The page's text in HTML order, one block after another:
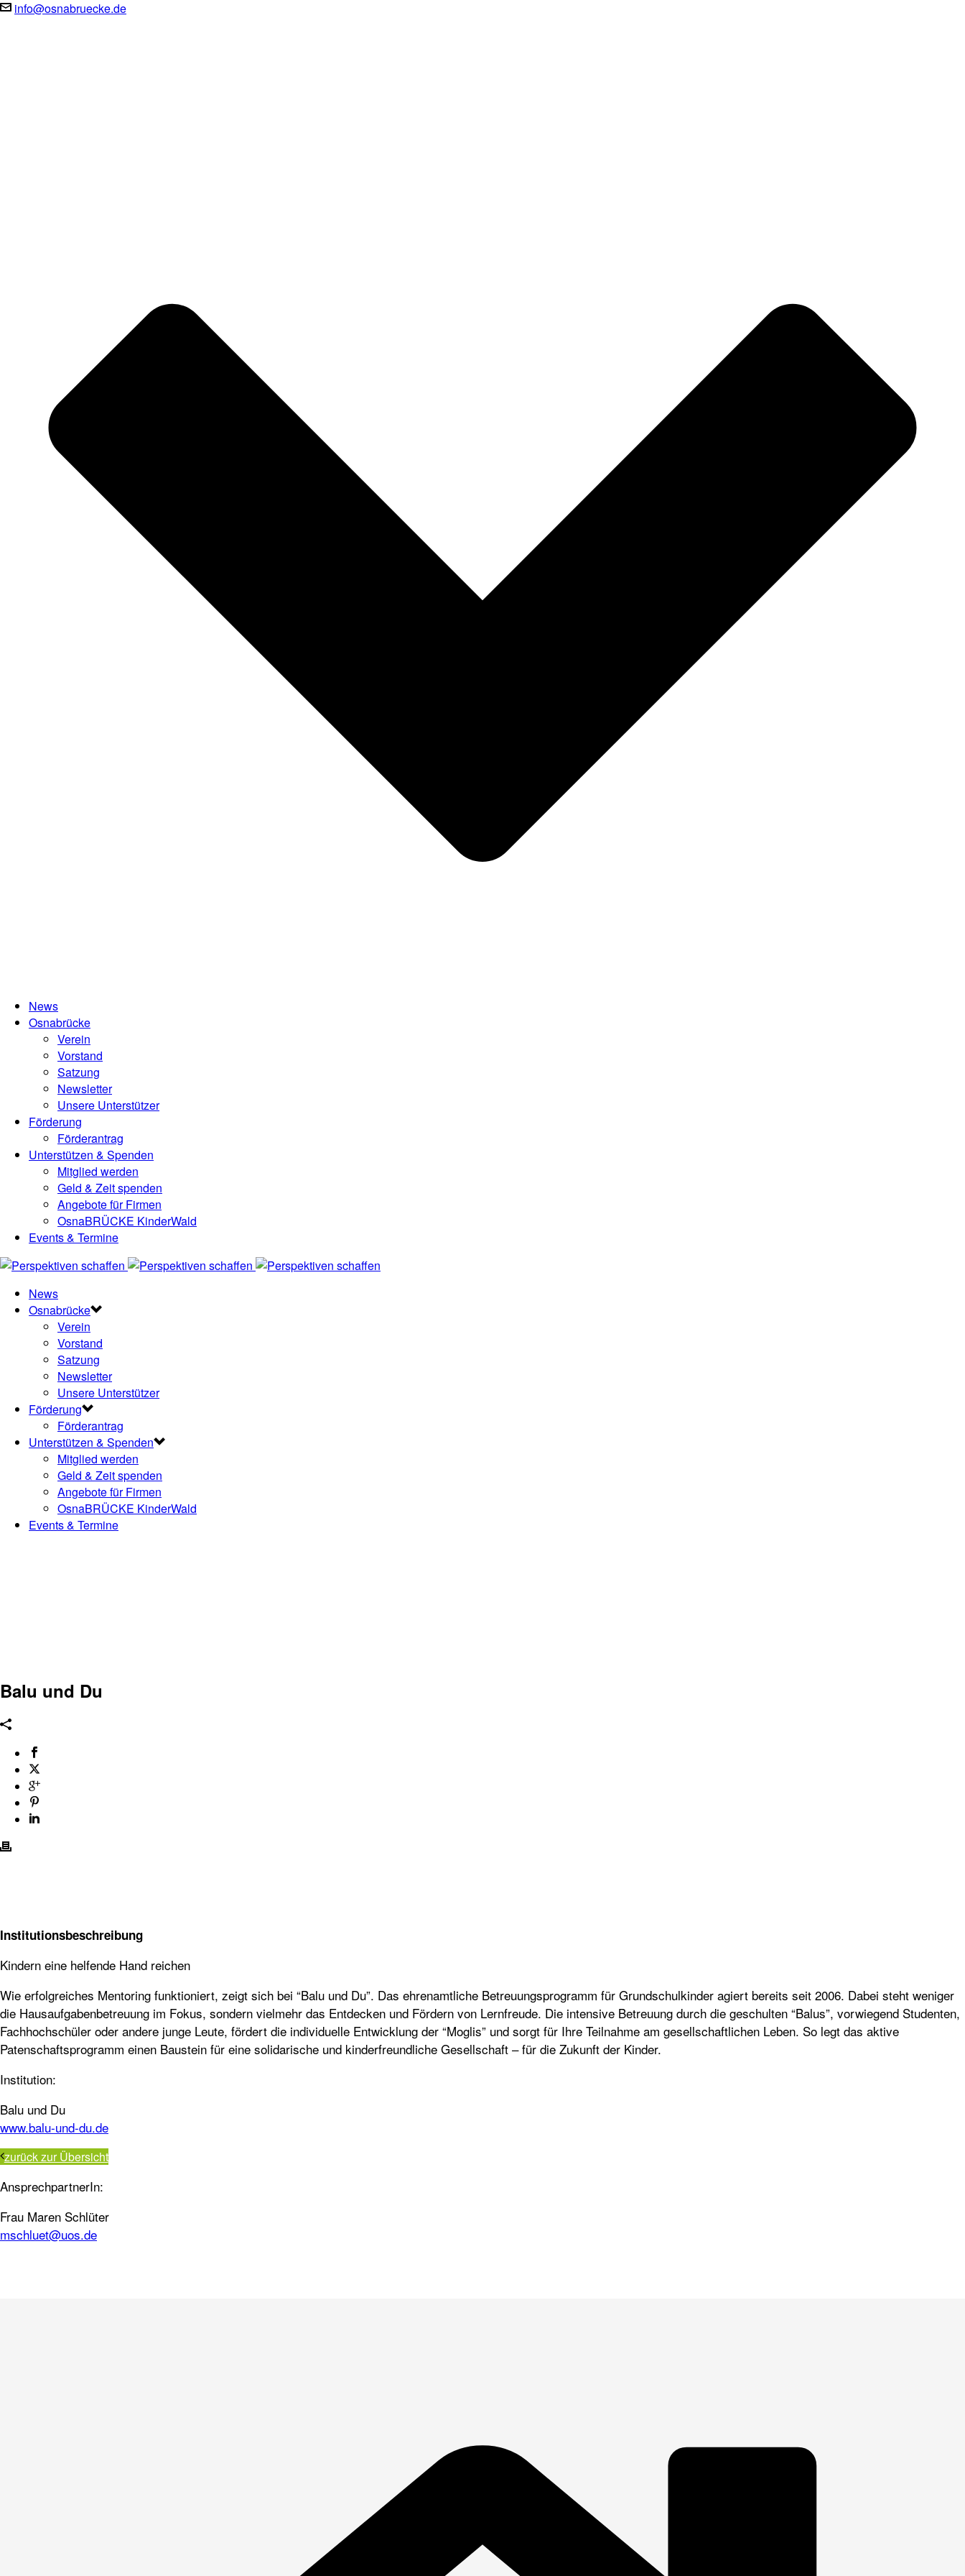
info@osnabruecke.de
News
Osnabrücke
Verein
Vorstand
Satzung
Newsletter
Unsere Unterstützer
Förderung
Förderantrag
Unterstützen & Spenden
Mitglied werden
Geld & Zeit spenden
Angebote für Firmen
OsnaBRÜCKE KinderWald
Events & Termine
News
Osnabrücke
Verein
Vorstand
Satzung
Newsletter
Unsere Unterstützer
Förderung
Förderantrag
Unterstützen & Spenden
Mitglied werden
Geld & Zeit spenden
Angebote für Firmen
OsnaBRÜCKE KinderWald
Events & Termine
Balu und Du
Institutionsbeschreibung
Kindern eine helfende Hand reichen
Wie erfolgreiches Mentoring funktioniert, zeigt sich bei “Balu und Du”. Das ehrenamtliche Betreuungsprogramm für Grundschulkinder agiert bereits seit 2006. Dabei steht weniger
die Hausaufgabenbetreuung im Fokus, sondern vielmehr das Entdecken und Fördern von Lernfreude. Die intensive Betreuung durch die geschulten “Balus”, vorwiegend Studenten,
Fachhochschüler oder andere junge Leute, fördert die individuelle Entwicklung der “Moglis” und sorgt für Ihre Teilnahme am gesellschaftlichen Leben. So legt das aktive
Patenschaftsprogramm einen Baustein für eine solidarische und kinderfreundliche Gesellschaft – für die Zukunft der Kinder.
Institution:
Balu und Du
www.balu-und-du.de
zurück zur Übersicht
AnsprechpartnerIn:
Frau Maren Schlüter
mschluet@uos.de